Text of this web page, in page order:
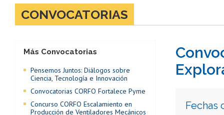
CONVOCATORIAS
Fechas
Más Convocatorias
Pensemos Juntos: Diálogos sobre
Ciencia, Tecnología e Innovación
Convocatorias CORFO Fortalece Pyme
Concurso CORFO Escalamiento en
Producción de Ventiladores Mecánicos